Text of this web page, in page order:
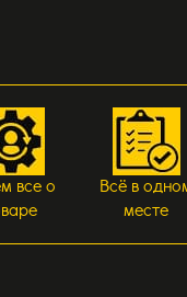
все о
Всё в
месте